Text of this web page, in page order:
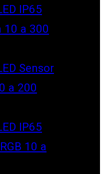
IP65
10 a 300
Sensor
a 200
IP65
10 a